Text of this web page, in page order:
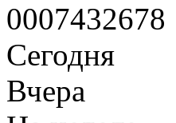
0007432678
Сегодня
Вчера